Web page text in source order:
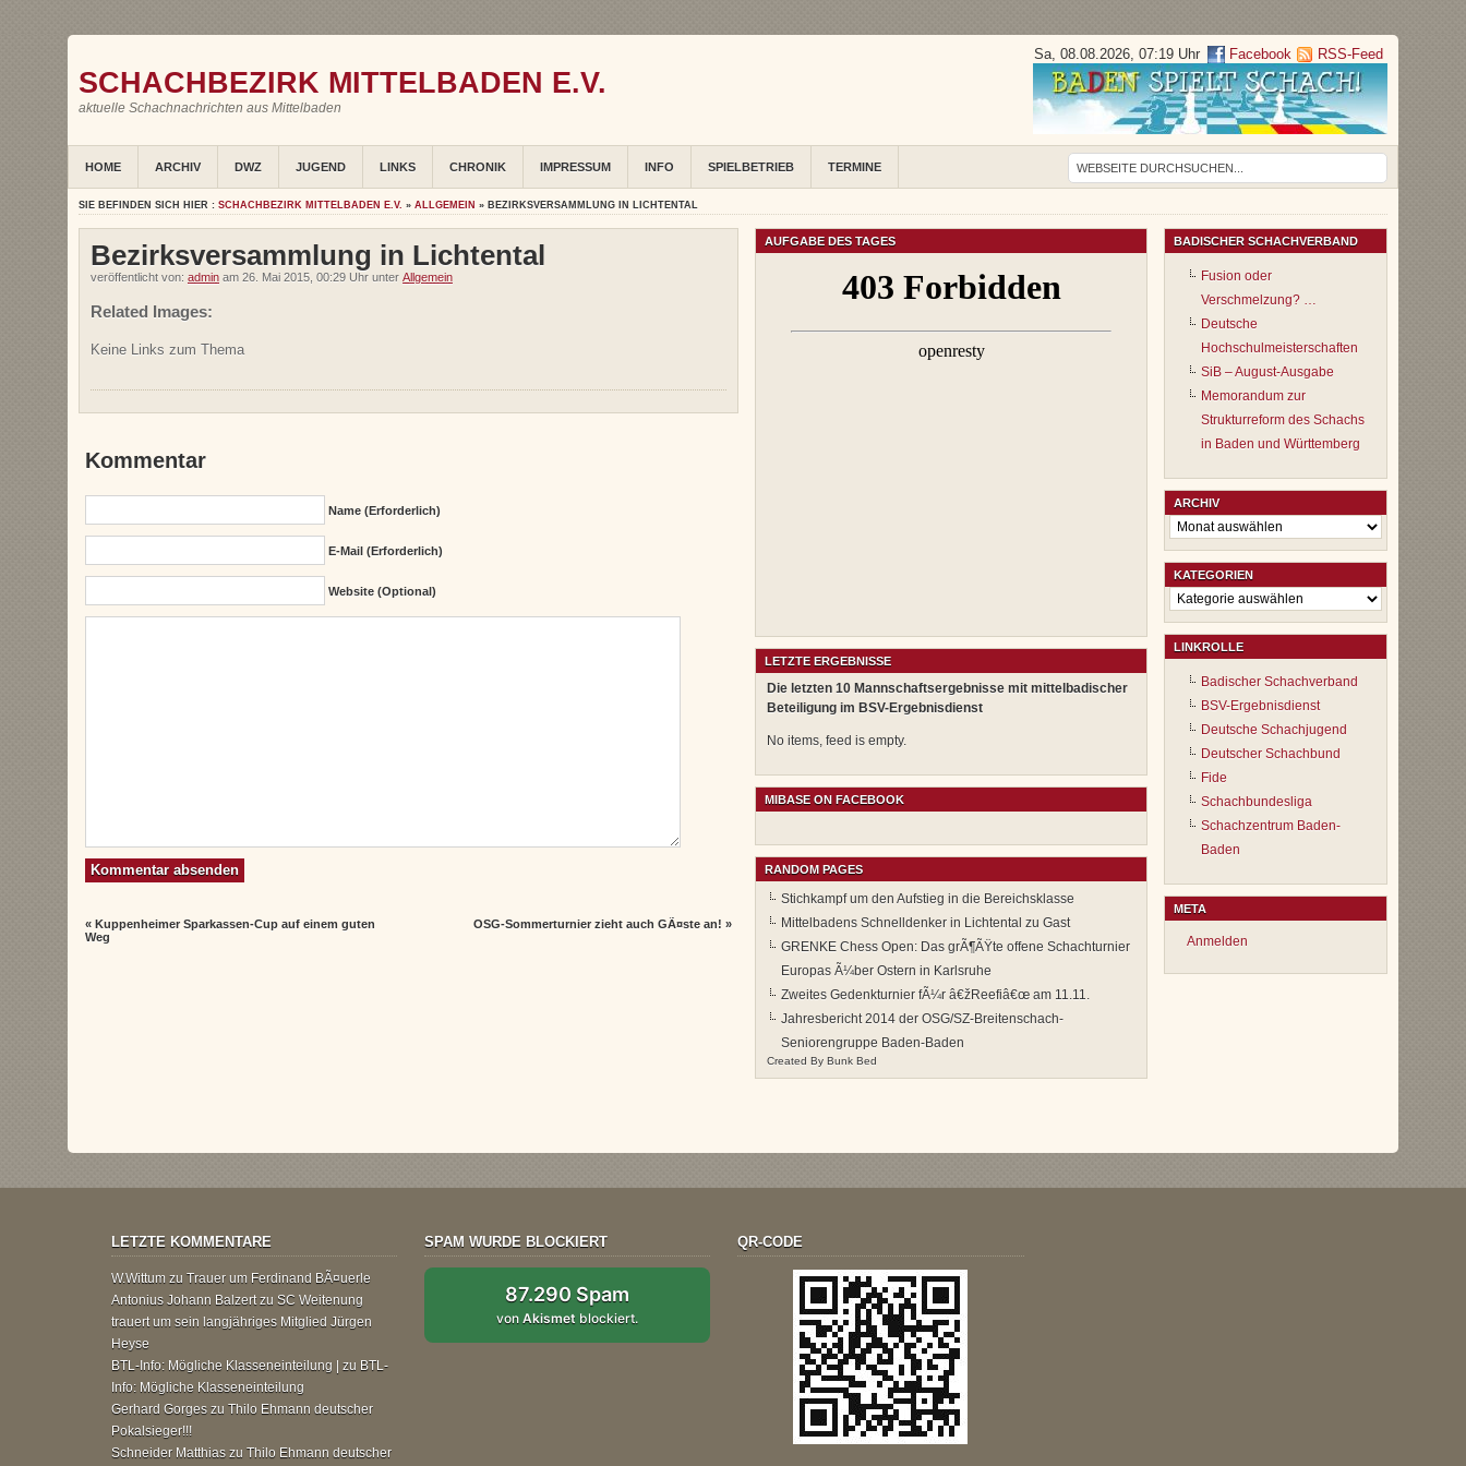
SCHACHBEZIRK MITTELBADEN E.V.
aktuelle Schachnachrichten aus Mittelbaden
Sa, 08.08.2026, 07:19 Uhr Facebook RSS-Feed
HOME ARCHIV DWZ JUGEND LINKS CHRONIK IMPRESSUM INFO SPIELBETRIEB TERMINE
SIE BEFINDEN SICH HIER : SCHACHBEZIRK MITTELBADEN E.V. » ALLGEMEIN » BEZIRKSVERSAMMLUNG IN LICHTENTAL
Bezirksversammlung in Lichtental
veröffentlicht von: admin am 26. Mai 2015, 00:29 Uhr unter Allgemein
Related Images:
Keine Links zum Thema
Kommentar
Name (erforderlich)
E-Mail (erforderlich)
Website (Optional)
«Kuppenheimer Sparkassen-Cup auf einem guten
Weg
OSG-Sommerturnier zieht auch GÃ¤ste an! »
AUFGABE DES TAGES
LETZTE ERGEBNISSE
Die letzten 10 Mannschaftsergebnisse mit mittelbadischer
Beteiligung im BSV-Ergebnisdienst
No items, feed is empty.
MIBASE ON FACEBOOK
RANDOM PAGES
Stichkampf um den Aufstieg in die Bereichsklasse
Mittelbadens Schnelldenker in Lichtental zu Gast
GRENKE Chess Open: Das grÃ¶ÃŸte offene Schachturnier
Europas Ã¼ber Ostern in Karlsruhe
Zweites Gedenkturnier fÃ¼r â€žReefiâ€œ am 11.11.
Jahresbericht 2014 der OSG/SZ-Breitenschach-
Seniorengruppe Baden-Baden
Created By Bunk Bed
BADISCHER SCHACHVERBAND
Fusion oder
Verschmelzung? …
Deutsche
Hochschulmeisterschaften
SiB – August-Ausgabe
Memorandum zur
Strukturreform des Schachs
in Baden und Württemberg
ARCHIV
Archiv
KATEGORIEN
Kategorien
LINKROLLE
Badischer Schachverband
BSV-Ergebnisdienst
Deutsche Schachjugend
Deutscher Schachbund
Fide
Schachbundesliga
Schachzentrum Baden-
Baden
META
Anmelden
LETZTE KOMMENTARE
W.Wittum zu Trauer um Ferdinand BÃ¤uerle
Antonius Johann Balzertzu SC Weitenung
trauert um sein langjähriges Mitglied Jürgen
Heyse
BTL-Info: Mögliche Klasseneinteilung |
zu BTL-
Info: Mögliche Klasseneinteilung
Gerhard Gorges zu Thilo Ehmann deutscher
Pokalsieger!!!
Schneider Matthias zu Thilo Ehmann deutscher
SPAM WURDE BLOCKIERT
87.290 Spam
vonAkismet blockiert.
QR-CODE